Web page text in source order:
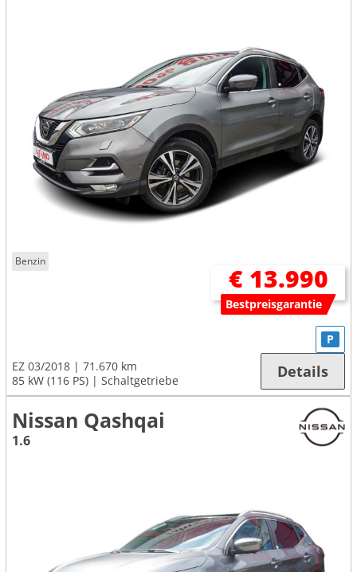
Benzin
€ 13.990
Bestpreisgarantie
EZ 03/2018
71.670 km
85 kW (116 PS)
Schaltgetriebe
P
Details
Nissan Qashqai
1.6